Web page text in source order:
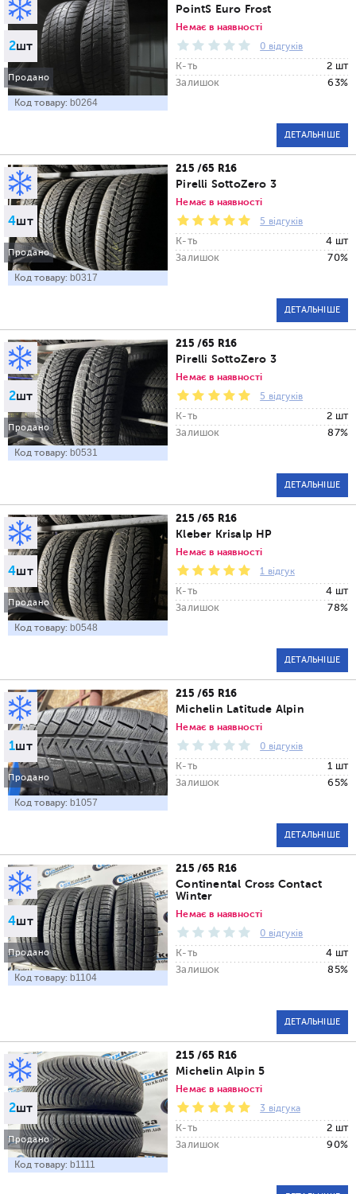
2шт
Продано
Код товару: b0264
PointS Euro Frost
Немає в наявності
0 відгуків
К-ть
2 шт
Залишок
63%
ДЕТАЛЬНІШЕ
4шт
Продано
Код товару: b0317
215 /65 R16
Pirelli SottoZero 3
Немає в наявності
5 відгуків
К-ть
4 шт
Залишок
70%
ДЕТАЛЬНІШЕ
2шт
Продано
Код товару: b0531
215 /65 R16
Pirelli SottoZero 3
Немає в наявності
5 відгуків
К-ть
2 шт
Залишок
87%
ДЕТАЛЬНІШЕ
4шт
Продано
Код товару: b0548
215 /65 R16
Kleber Krisalp HP
Немає в наявності
1 відгук
К-ть
4 шт
Залишок
78%
ДЕТАЛЬНІШЕ
1шт
Продано
Код товару: b1057
215 /65 R16
Michelin Latitude Alpin
Немає в наявності
0 відгуків
К-ть
1 шт
Залишок
65%
ДЕТАЛЬНІШЕ
4шт
Продано
Код товару: b1104
215 /65 R16
Continental Cross Contact
Winter
Немає в наявності
0 відгуків
К-ть
4 шт
Залишок
85%
ДЕТАЛЬНІШЕ
2шт
Продано
Код товару: b1111
215 /65 R16
Michelin Alpin 5
Немає в наявності
3 відгука
К-ть
2 шт
Залишок
90%